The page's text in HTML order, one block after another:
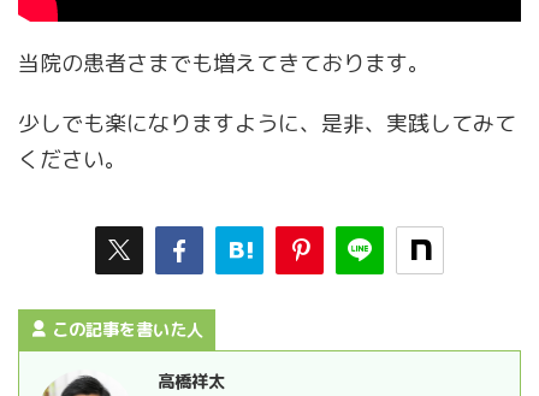
当院の患者さまでも増えてきております。
少しでも楽になりますように、是非、実践してみて
ください。
この記事を書いた人
高橋祥太